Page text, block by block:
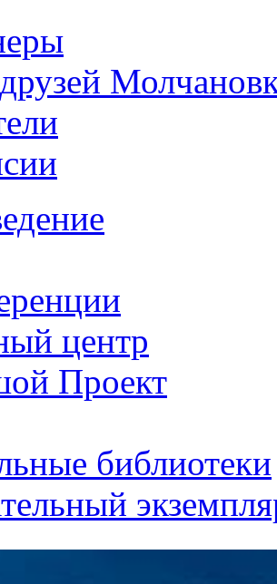
центр
Проект
библиотеки